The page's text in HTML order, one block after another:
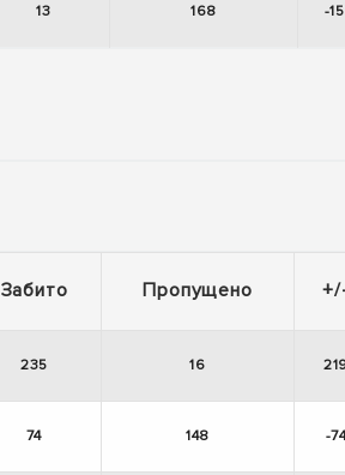
13 168 -
Забито Пропущено
235 16
74 148 -